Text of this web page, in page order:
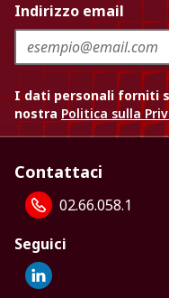
Indirizzo email
I dati personali forniti
nostra Politica sulla
Contattaci
02.66.058.1
Seguici